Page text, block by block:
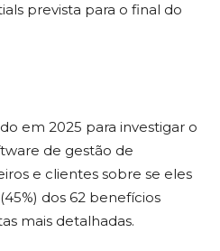
prevista para o final do
em 2025 para investigar o
de gestão de
e clientes sobre se eles
dos 62 benefícios
mais detalhadas.